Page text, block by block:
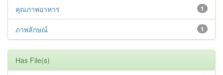
1
คุณภาพอาหาร
1
ภาพลักษณ์
Has File(s)